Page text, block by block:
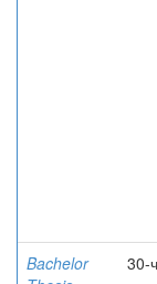
Bachelor
30-